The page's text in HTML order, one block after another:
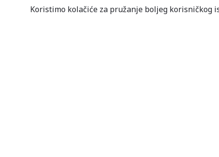
Koristimo kolačiće za pružanje boljeg korisničkog
Tvrtka Mališić MP